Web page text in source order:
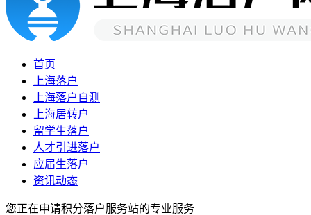
首页
上海落户
上海落户自测
上海居转户
留学生落户
人才引进落户
应届生落户
资讯动态
您正在申请积分落户服务站的专业服务